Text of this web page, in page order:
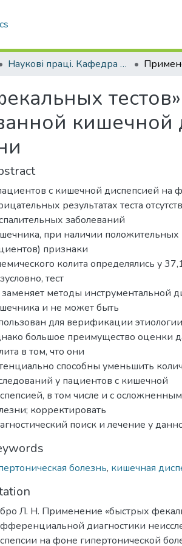
Наукові праці. Кафедра загальної практики – сімейної медицини та внутрішніх хвороб
с кишечной диспепсией на
результатах теста
заболеваний
при наличии положительных
признаки
колита определялись у
тест
методы инструментальной
и не может быть
для верификации
большое преимущество оценки
в том, что они
способны уменьшить
у пациентов с кишечной
в том числе и с
корректировать
поиск и лечение у
болезнь, кишечная
Л. Н. Применение «быстрых
диагностики
на фоне гипертонической